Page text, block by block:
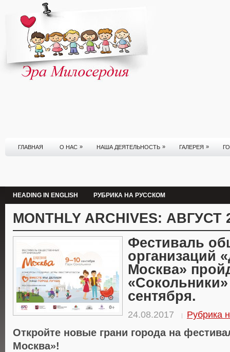
ГЛАВНАЯ О НАС » НАША ДЕЯТЕЛЬНОСТЬ » ГАЛЕРЕЯ »
HEADING IN ENGLISH РУБРИКА НА РУССКОМ
MONTHLY ARCHIVES: АВГУСТ
Фестиваль
организаций
Москва»
«Сокольники»
сентября.
24.08.2017 Рубрика
Откройте новые грани города на
Москва»!